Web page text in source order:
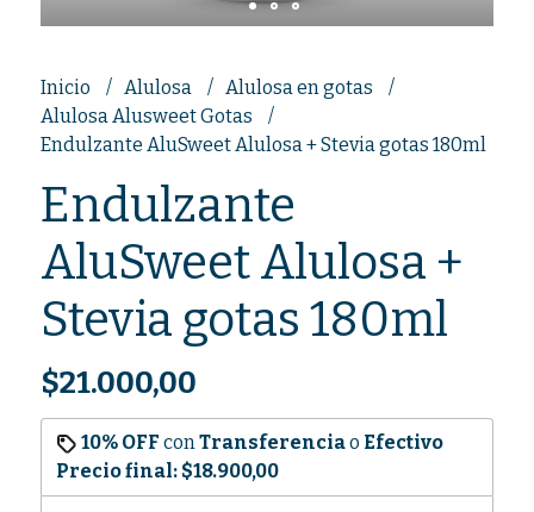
Inicio Alulosa
Alulosa en gotas
Alulosa Alusweet Gotas
Endulzante AluSweet Alulosa + Stevia gotas 180ml
Endulzante
AluSweet Alulosa +
Stevia gotas 180ml
$21.000,00
10% OFF con Transferenciao Efectivo
Precio final: $18.900,00